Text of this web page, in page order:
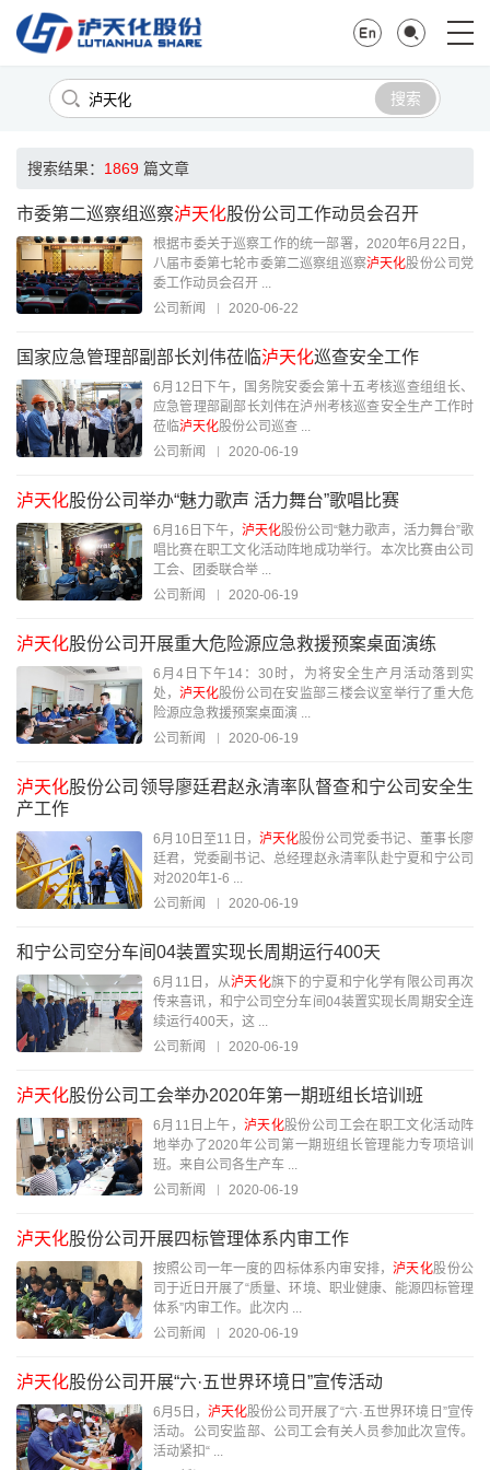
搜索
搜索结果： 1869 篇文章
市委第二巡察组巡察泸天化股份公司工作动员会召开
根据市委关于巡察工作的统一部署，2020年6月22日，
八届市委第七轮市委第二巡察组巡察泸天化股份公司党
委工作动员会召开 ...
公司新闻
2020-06-22
国家应急管理部副部长刘伟莅临泸天化巡查安全工作
6月12日下午，国务院安委会第十五考核巡查组组长、
应急管理部副部长刘伟在泸州考核巡查安全生产工作时
莅临泸天化股份公司巡查 ...
公司新闻
2020-06-19
泸天化股份公司举办“魅力歌声 活力舞台”歌唱比赛
6月16日下午， 泸天化股份公司“魅力歌声，活力舞台”歌
唱比赛在职工文化活动阵地成功举行。本次比赛由公司
工会、团委联合举 ...
公司新闻
2020-06-19
泸天化股份公司开展重大危险源应急救援预案桌面演练
6月4日下午14：30时，为将安全生产月活动落到实
处， 泸天化股份公司在安监部三楼会议室举行了重大危
险源应急救援预案桌面演 ...
公司新闻
2020-06-19
泸天化股份公司领导廖廷君赵永清率队督查和宁公司安全生
产工作
6月10日至11日， 泸天化股份公司党委书记、董事长廖
廷君，党委副书记、总经理赵永清率队赴宁夏和宁公司
对2020年1-6 ...
公司新闻
2020-06-19
和宁公司空分车间04装置实现长周期运行400天
6月11日，从泸天化旗下的宁夏和宁化学有限公司再次
传来喜讯，和宁公司空分车间04装置实现长周期安全连
续运行400天，这 ...
公司新闻
2020-06-19
泸天化股份公司工会举办2020年第一期班组长培训班
6月11日上午， 泸天化股份公司工会在职工文化活动阵
地举办了2020年公司第一期班组长管理能力专项培训
班。来自公司各生产车 ...
公司新闻
2020-06-19
泸天化股份公司开展四标管理体系内审工作
按照公司一年一度的四标体系内审安排， 泸天化股份公
司于近日开展了“质量、环境、职业健康、能源四标管理
体系”内审工作。此次内 ...
公司新闻
2020-06-19
泸天化股份公司开展“六·五世界环境日”宣传活动
6月5日， 泸天化股份公司开展了“六·五世界环境日”宣传
活动。公司安监部、公司工会有关人员参加此次宣传。
活动紧扣“ ...